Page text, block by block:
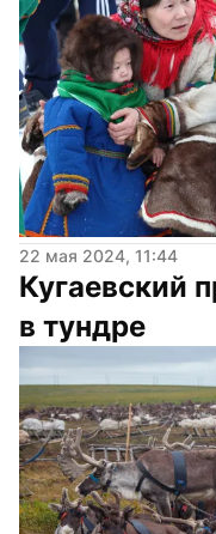
22 мая 2024, 11:44
Кугаевский
в тундре